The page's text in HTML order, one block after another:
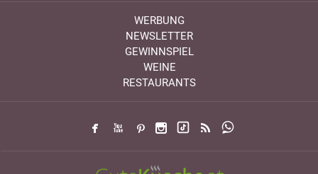
WERBUNG
NEWSLETTER
GEWINNSPIEL
WEINE
RESTAURANTS